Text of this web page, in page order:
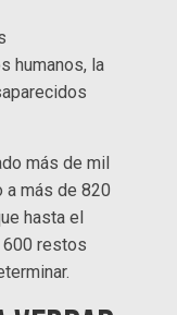
humanos, la
más de mil
a más de 820
hasta el
600 restos